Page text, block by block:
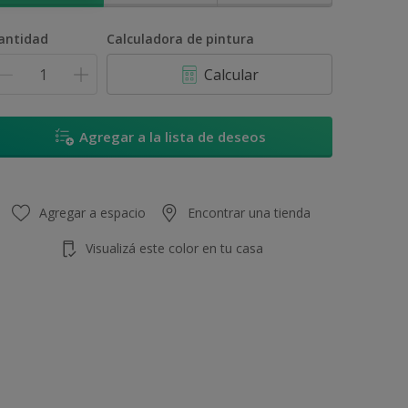
Calculadora de pintura
Calcular
Agregar a la lista de deseos
Agregar a espacio Encontrar una tienda
Visualizá este color en tu casa